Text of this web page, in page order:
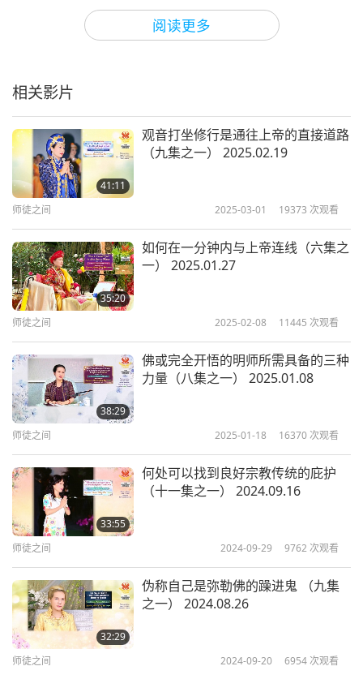
阅读更多
的能量—就这样说吧—我们从中进化成为人类、圣人
和贤者。［…］
心和灵，时时记得上帝，时时向上帝祈祷，爱主耶
稣、赞美耶稣并记得他。耶稣从未在十字架上死去。
他永远不会死。他一直在那里。只要努力保持足够纯
洁，他的祝福、他的恩典、他的教理就会照耀在你身
上。［…］
相关影片
41:11
观音打坐修行是通往上帝的直接道路
（九集之一） 2025.02.19
师徒之间 2025-03-01 19373 次观看
35:20
如何在一分钟内与上帝连线（六集之
一） 2025.01.27
师徒之间 2025-02-08 11445 次观看
38:29
佛或完全开悟的明师所需具备的三种
力量（八集之一） 2025.01.08
师徒之间 2025-01-18 16370 次观看
33:55
何处可以找到良好宗教传统的庇护
（十一集之一） 2024.09.16
师徒之间 2024-09-29 9762 次观看
32:29
伪称自己是弥勒佛的躁进鬼 （九集
之一） 2024.08.26
师徒之间 2024-09-20 6954 次观看